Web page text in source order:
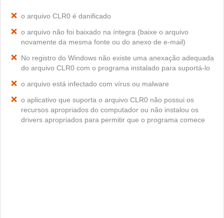
o arquivo CLR0 é danificado
o arquivo não foi baixado na íntegra (baixe o arquivo
novamente da mesma fonte ou do anexo de e-mail)
No registro do Windows não existe uma anexação adequada
do arquivo CLR0 com o programa instalado para suportá-lo
o arquivo está infectado com vírus ou malware
o aplicativo que suporta o arquivo CLR0 não possui os
recursos apropriados do computador ou não instalou os
drivers apropriados para permitir que o programa comece